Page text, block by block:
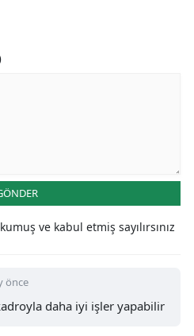
ve kabul etmiş sayılırsınız
önce
daha iyi işler yapabilir